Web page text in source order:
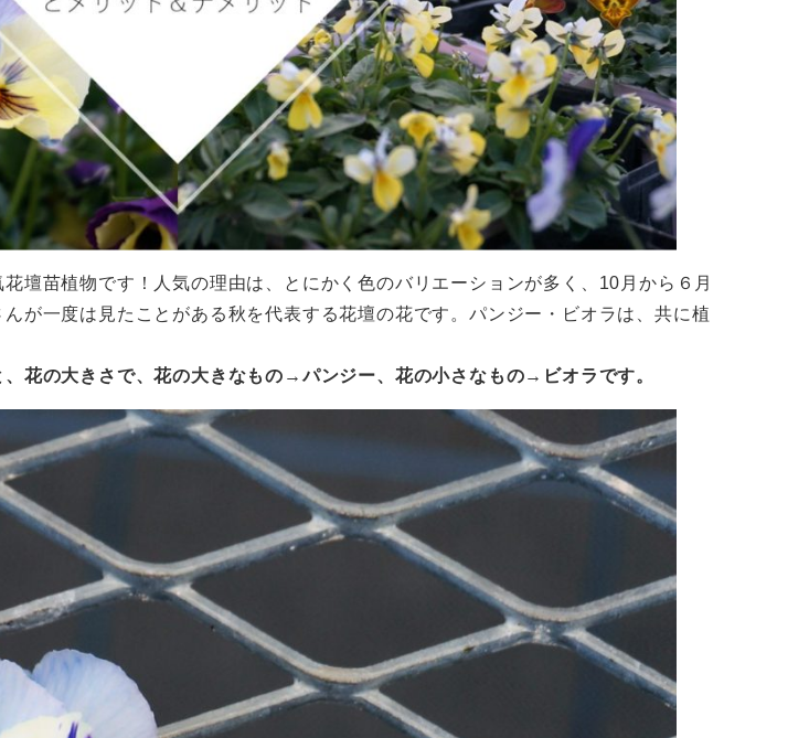
壇苗植物です！人気の理由は、とにかく色のバリエーションが多く、10月から６月
が一度は見たことがある秋を代表する花壇の花です。パンジー・ビオラは、共に植
花の大きさで、花の大きなもの→パンジー、花の小さなもの→ビオラです。